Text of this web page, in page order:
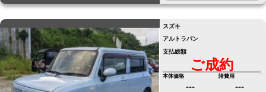
スズキ
アルトラパン
支払総額
ご成約
本体価格
---
諸費用
---